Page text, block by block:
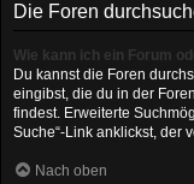
Die Foren
Wie kann ich ein Forum
Du kannst die Foren
eingibst, die du in der
findest. Erweiterte
Suche“-Link anklickst, der
Nach oben